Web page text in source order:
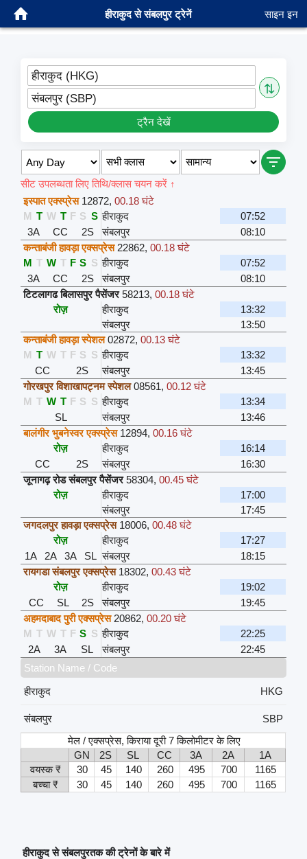
हीराकुद से संबलपुर ट्रेनें साइन इन
हीराकुद (HKG)
⇅
संबलपुर (SBP)
ट्रैन देखें
सीट उपलब्धता लिए तिथि/क्लास चयन करें ↑
इस्पात एक्स्प्रेस 12872,00.18 घंटे
M T W T F S S हीराकुद
07:52
3A
CC 2S संबलपुर
08:10
कन्ताबंजी हावड़ा एक्सप्रेस 22862,00.18 घंटे
M T W T F S S हीराकुद
07:52
3A
CC 2S संबलपुर
08:10
टिटलागढ बिलासपुर पैसेंजर 58213,00.18 घंटे
रोज़
हीराकुद
13:32
संबलपुर
13:50
कन्ताबंजी हावड़ा स्पेशल 02872,00.13 घंटे
M T W T F S S हीराकुद
13:32
CC
2S संबलपुर
13:45
गोरखपुर विशाखापट्नम स्पेशल 08561,00.12 घंटे
M T W T F S S हीराकुद
13:34
SL
संबलपुर
13:46
बालंगीर भुबनेस्वर एक्स्प्रेस 12894,00.16 घंटे
रोज़
हीराकुद
16:14
CC
2S संबलपुर
16:30
जूनागढ़ रोड संबलपुर पैसेंजर 58304,00.45 घंटे
रोज़
हीराकुद
17:00
संबलपुर
17:45
जगदलपुर हावड़ा एक्सप्रेस 18006,00.48 घंटे
रोज़
हीराकुद
17:27
1A
2A 3A SL संबलपुर
18:15
रायगडा संबलपुर एक्सप्रेस 18302,00.43 घंटे
रोज़
हीराकुद
19:02
CC
SL 2S संबलपुर
19:45
अहमदाबाद पुरी एक्सप्रेस 20862,00.20 घंटे
M T W T F S S हीराकुद
22:25
2A
3A SL संबलपुर
22:45
Station Name / Code
हीराकुद
HKG
संबलपुर
SBP
मेल / एक्सप्रेस, किराया दूरी 7 किलोमीटर के लिए
GN
2S SL CC 3A 2A
1A
वयस्क ₹
30 45 140 260 495 700
1165
बच्चा ₹
30 45 140 260 495 700 1165
हीराकुद से संबलपुरतक की ट्रेनों के बारे में